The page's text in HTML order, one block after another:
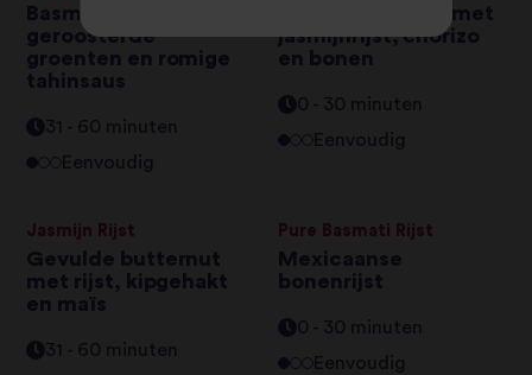
Basmatirijst met
geroosterde
groenten en romige
tahinsaus
31 - 60 minuten
Eenvoudig
Eenpansgerecht met
jasmijnrijst, chorizo
en bonen
0 - 30 minuten
Eenvoudig
Jasmijn Rijst
Gevulde butternut
met rijst, kipgehakt
en maïs
31 - 60 minuten
Pure Basmati Rijst
Mexicaanse
bonenrijst
0 - 30 minuten
Eenvoudig